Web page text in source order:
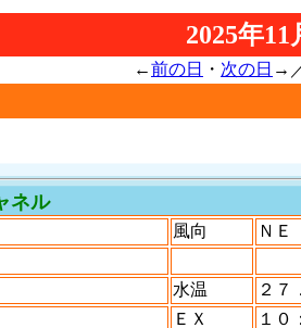
2025年
←前の日 ・ 次の日 →
ネル
風向
ＮＥ
水温
２
ＥＸ
１０